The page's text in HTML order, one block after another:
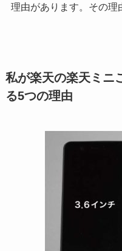
理由があります。その理
私が楽天の楽天ミニ
る5つの理由